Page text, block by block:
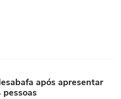
após apresentar